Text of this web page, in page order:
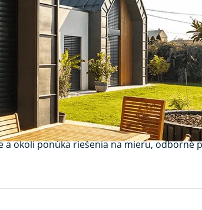
–
moderné siete proti hmyzu, ktoré
a okolí ponúka riešenia na mieru, odborné